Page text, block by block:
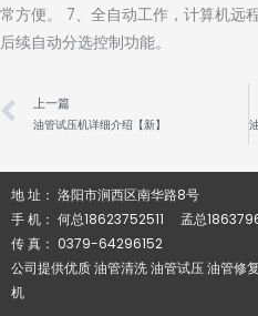
常方便。 7、全自动工作，计算机远
后续自动分选控制功能。
Prev
上一篇
油管试压机详细介绍【新】
地 址： 洛阳市涧西区南华路8号
手 机： 何总18623752511 孟总
传 真： 0379-64296152
公司提供优质 油管清洗 油管试压 油管修
机